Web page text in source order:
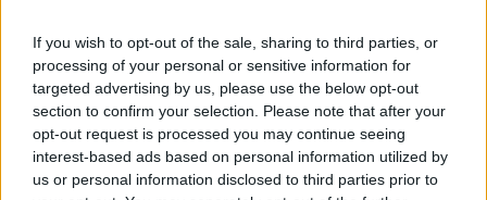
If you wish to opt-out of the sale, sharing to third parties, or
processing of your personal or sensitive information for
targeted advertising by us, please use the below opt-out
section to confirm your selection. Please note that after your
opt-out request is processed you may continue seeing
interest-based ads based on personal information utilized by
us or personal information disclosed to third parties prior to
Dopo la serrata di protesta il rilancio post Covid
"Dove ti senti più sicuro?" protesta del commercio
"C'è rischio che i negozi vadano alla malavita"